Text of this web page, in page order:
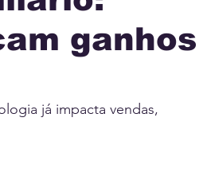
JUSTIÇA
ganhos
já impacta vendas,